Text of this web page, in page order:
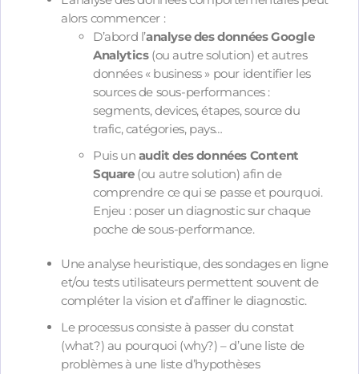
alors commencer :
D’abord l’analyse des données Google
Analytics(ou autre solution) et autres
données « business » pour identifier les
sources de sous-performances :
segments, devices, étapes, source du
trafic, catégories, pays…
Puis un audit des données Content
Square(ou autre solution) afin de
comprendre ce qui se passe et pourquoi.
Enjeu : poser un diagnostic sur chaque
poche de sous-performance.
Une analyse heuristique, des sondages en ligne
et/ou tests utilisateurs permettent souvent de
compléter la vision et d’affiner le diagnostic.
Le processus consiste à passer du constat
(what?) au pourquoi (why?) – d’une liste de
problèmes à une liste d’hypothèses